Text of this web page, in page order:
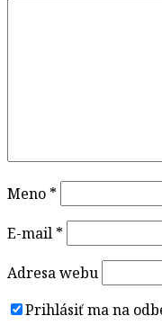
Meno *
E-mail *
Adresa webu
Prihlásiť ma na